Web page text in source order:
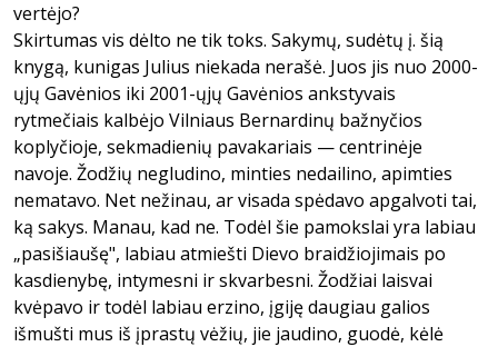
vertėjo?
Skirtumas vis dėlto ne tik toks. Sakymų, sudėtų į. šią
knygą, kunigas Julius niekada nerašė. Juos jis nuo 2000-
ųjų Gavėnios iki 2001-ųjų Gavėnios ankstyvais
rytmečiais kalbėjo Vilniaus Bernardinų bažnyčios
koplyčioje, sekmadienių pavakariais — centrinėje
navoje. Žodžių negludino, minties nedailino, apimties
nematavo. Net nežinau, ar visada spėdavo apgalvoti tai,
ką sakys. Manau, kad ne. Todėl šie pamokslai yra labiau
„pasišiaušę", labiau atmiešti Dievo braidžiojimais po
kasdienybę, intymesni ir skvarbesni. Žodžiai laisvai
kvėpavo ir todėl labiau erzino, įgiję daugiau galios
išmušti mus iš įprastų vėžių, jie jaudino, guodė, kėlė